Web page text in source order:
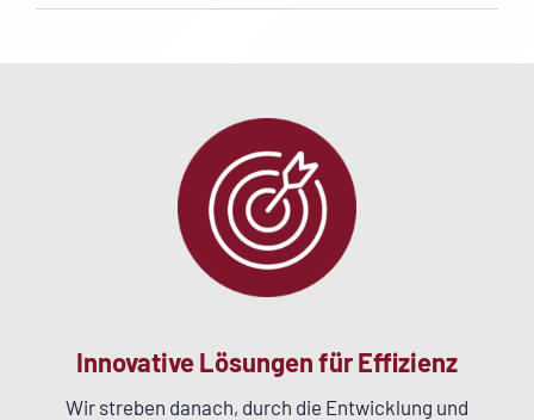
Innovative Lösungen für Effizienz
Wir streben danach, durch die Entwicklung und